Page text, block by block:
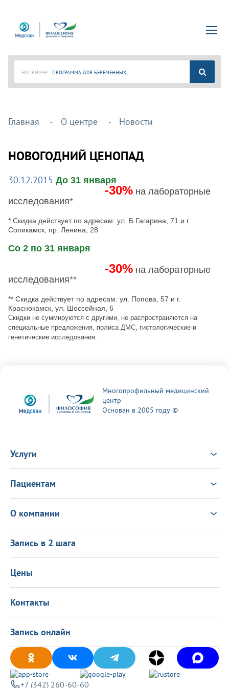
НАПРИМЕР: ПРОГРАММА ДЛЯ БЕРЕМЕННЫХ
Главная О центре Новости
НОВОГОДНИЙ ЦЕНОПАД
30.12.2015 До 31 января
-30% на лабораторные
исследования*
* Скидка действует по адресам: ул. Б.Гагарина, 71 и г.
Соликамск, пр. Ленина, 28
Со 2 по 31 января
-30% на лабораторные
исследования**
** Скидка действует по адресам: ул. Попова, 57 и г.
Краснокамск, ул. Шоссейная, 6
Скидки не суммируются с другими, не распространяются на
специальные предложения, полиса ДМС, гистологические и
генетические исследования.
Многопрофильный медицинский
центр
Основан в 2005 году ©
Услуги
Врачи
Консультация Онлайн
Выезд врача на дом
Пациентам
Новости
Политика в области качества
Подарочные сертификаты
Программа лояльности
О компании
Информация для пациентов
Лицензиии
Вакансии
Политика конфиденциальности
Запись в 2 шага
Цены
Контакты
Запись онлайн
+7 (342) 260-60-60